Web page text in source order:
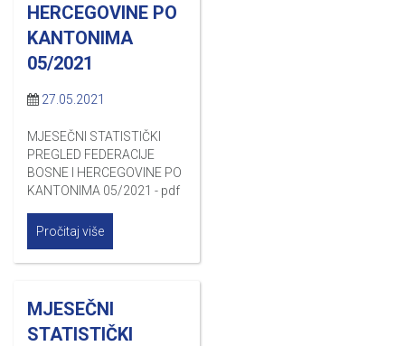
HERCEGOVINE PO
KANTONIMA
05/2021
27.05.2021
MJESEČNI STATISTIČKI
PREGLED FEDERACIJE
BOSNE I HERCEGOVINE PO
KANTONIMA 05/2021 - pdf
Pročitaj više
MJESEČNI
STATISTIČKI